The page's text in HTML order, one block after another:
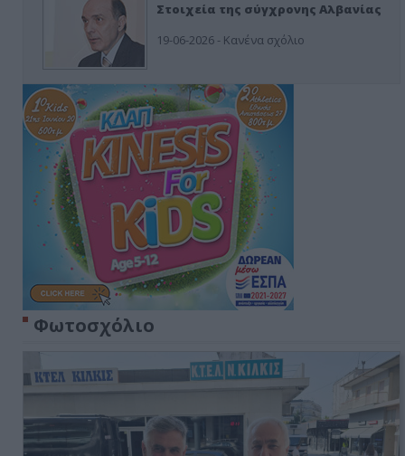
Στοιχεία της σύγχρονης Αλβανίας
19-06-2026 - Κανένα σχόλιο
Φωτοσχόλιο